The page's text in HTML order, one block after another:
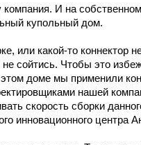
И на
купольный дом.
или какой-то коннектор
не сойтись. Чтобы это
доме мы применили
нашей
скорость сборки
инновационного центра